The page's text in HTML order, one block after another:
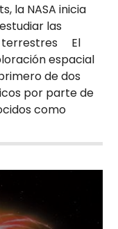
la NASA inicia
las
terrestres El
espacial
de dos
por parte de
como